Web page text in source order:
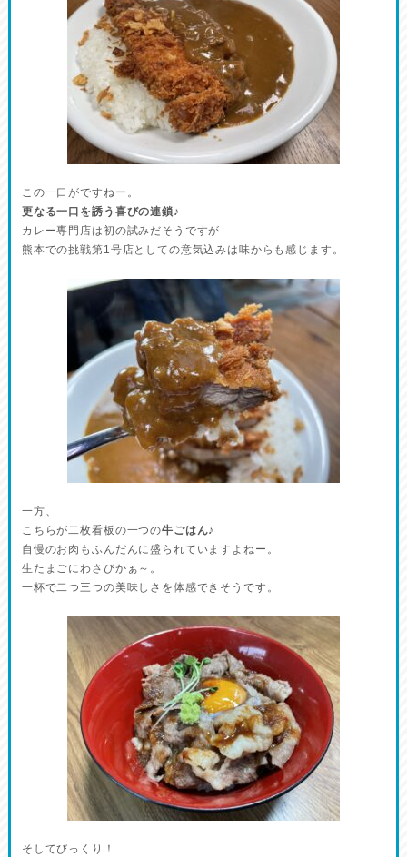
この一口がですねー。
更なる一口を誘う喜びの連鎖♪
カレー専門店は初の試みだそうですが
熊本での挑戦第1号店としての意気込みは味からも感じます。
一方、
こちらが二枚看板の一つの牛ごはん♪
自慢のお肉もふんだんに盛られていますよねー。
生たまごにわさびかぁ～。
一杯で二つ三つの美味しさを体感できそうです。
そしてびっくり！